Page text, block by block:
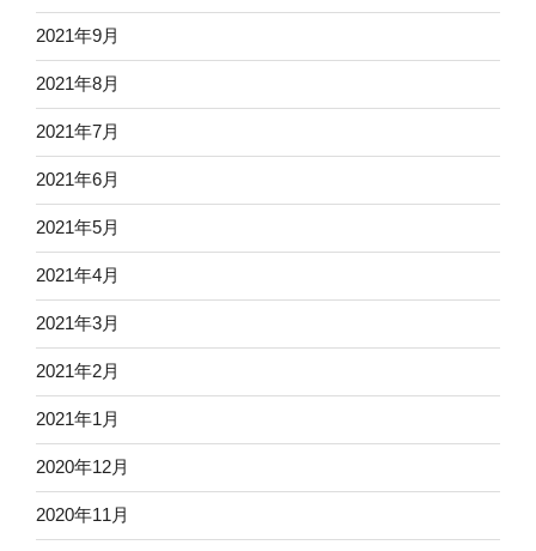
2021年9月
2021年8月
2021年7月
2021年6月
2021年5月
2021年4月
2021年3月
2021年2月
2021年1月
2020年12月
2020年11月